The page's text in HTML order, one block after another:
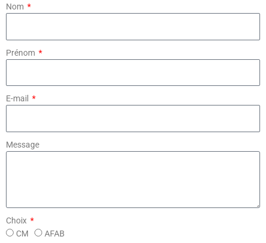
Nom
Prénom
E-mail
Message
Choix
CM
AFAB